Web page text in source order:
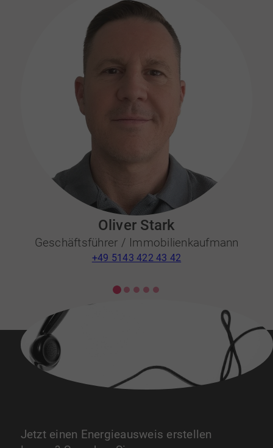
Oliver Stark
Geschäftsführer / Immobilienkaufmann
+49 5143 422 43 42
Jetzt einen Energieausweis erstellen